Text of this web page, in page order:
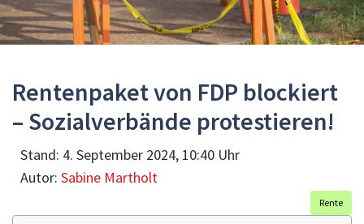
Rentenpaket von FDP blockiert
– Sozialverbände protestieren!
Stand: 4. September 2024, 10:40 Uhr
Autor: Sabine Martholt
Rente